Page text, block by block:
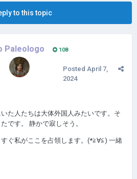
to this topic
Paleologo 108
Posted April 7,
2024
た人たちは大体外国人みたいです。そ
です。 静かで寂しそう。
ぐ私がここを占領します。(*≧∀≦) 一緒